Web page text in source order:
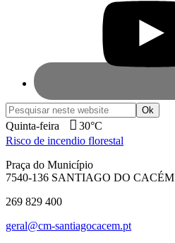
Pesquisar
neste
website
Quinta-feira
30°C
Risco de incendio florestal
Praça do Município
7540-136 SANTIAGO DO CACÉM
269 829 400
geral@cm-santiagocacem.pt